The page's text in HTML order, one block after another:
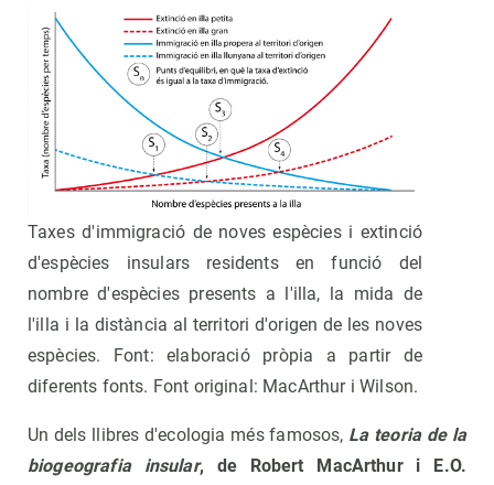
Taxes d'immigració de noves espècies i extinció
d'espècies insulars residents en funció del
nombre d'espècies presents a l'illa, la mida de
l'illa i la distància al territori d'origen de les noves
espècies. Font: elaboració pròpia a partir de
diferents fonts. Font original: MacArthur i Wilson.
Un dels llibres d'ecologia més famosos, La teoria de la
biogeografia insular, de Robert MacArthur i E.O.